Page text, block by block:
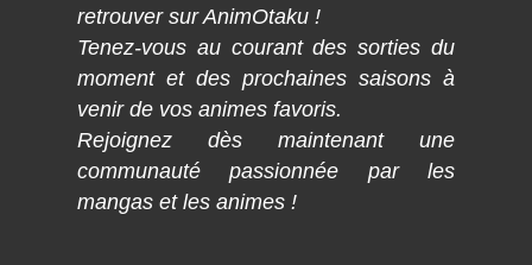
retrouver sur AnimOtaku !
Tenez-vous au courant des sorties du
moment et des prochaines saisons à
venir de vos animes favoris.
Rejoignez dès maintenant une
communauté passionnée par les
mangas et les animes !